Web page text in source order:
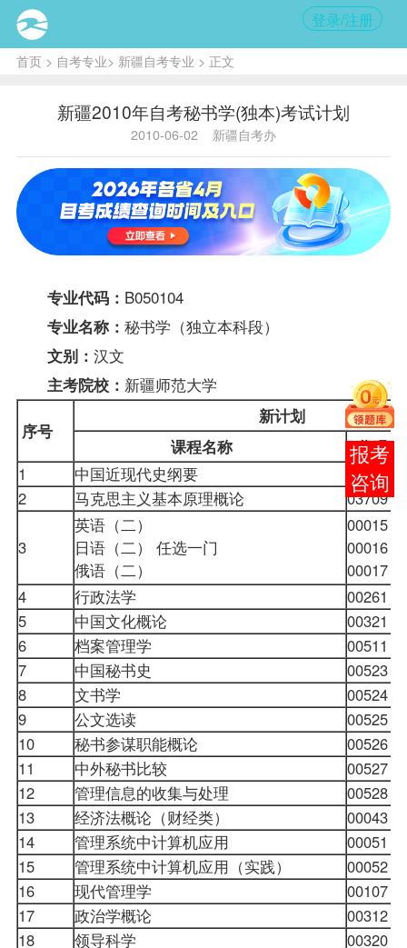
登录/注册
首页> 自考专业> 新疆自考专业 > 正文
新疆2010年自考秘书学(独本)考试计划
2010-06-02 新疆自考办
专业代码： B050104
专业名称： 秘书学（独立本科段）
文别： 汉文
主考院校： 新疆师范大学
序号
新计划
课程名称
代码
1
中国近现代史纲要
03708
2
马克思主义基本原理概论 03709
3
英语（二）
日语（二） 任选一门
俄语（二）
00015
00016
00017
4
行政法学
00261
5
中国文化概论
00321
6
档案管理学
00511
7
中国秘书史
00523
8
文书学
00524
9
公文选读
00525
10
秘书参谋职能概论
00526
11
中外秘书比较
00527
12
管理信息的收集与处理
00528
13
经济法概论（财经类）
00043
14
管理系统中计算机应用
00051
15
管理系统中计算机应用（实践）
00052
16
现代管理学
00107
17
政治学概论
00312
18
领导科学
00320
在线
客服